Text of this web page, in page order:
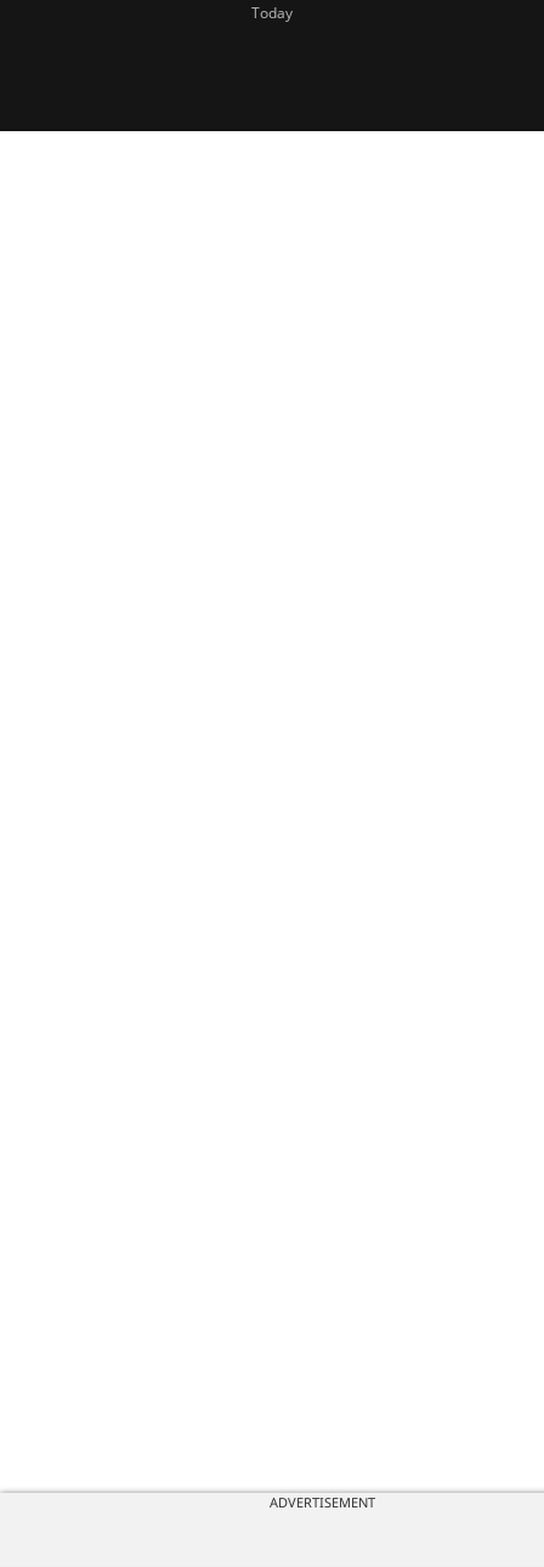
Today
ADVERTISEMENT